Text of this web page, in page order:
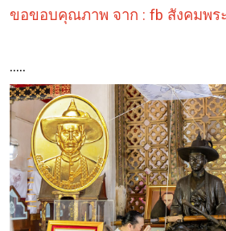
ขอขอบคุณภาพ จาก : fb สังคมพร
.....